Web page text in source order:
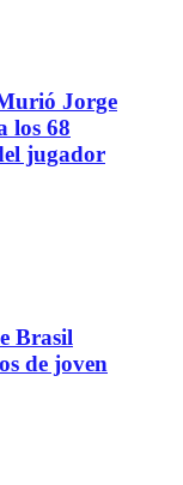
Jorge
los 68
jugador
Brasil
de joven